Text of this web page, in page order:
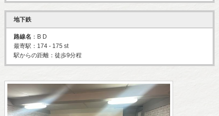
地下鉄
路線名 ：B D
最寄駅：174 - 175 st
駅からの距離：徒歩9分程